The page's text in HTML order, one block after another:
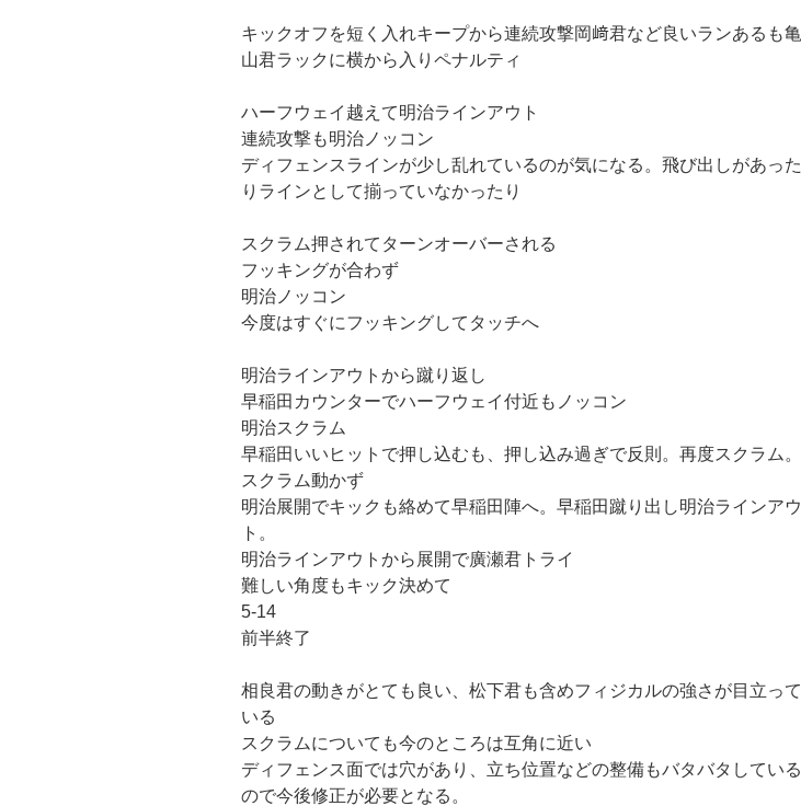
キックオフを短く入れキープから連続攻撃岡﨑君など良いランあるも亀
山君ラックに横から入りペナルティ
ハーフウェイ越えて明治ラインアウト
連続攻撃も明治ノッコン
ディフェンスラインが少し乱れているのが気になる。飛び出しがあった
りラインとして揃っていなかったり
スクラム押されてターンオーバーされる
フッキングが合わず
明治ノッコン
今度はすぐにフッキングしてタッチへ
明治ラインアウトから蹴り返し
早稲田カウンターでハーフウェイ付近もノッコン
明治スクラム
早稲田いいヒットで押し込むも、押し込み過ぎで反則。再度スクラム。
スクラム動かず
明治展開でキックも絡めて早稲田陣へ。早稲田蹴り出し明治ラインアウ
ト。
明治ラインアウトから展開で廣瀬君トライ
難しい角度もキック決めて
5-14
前半終了
相良君の動きがとても良い、松下君も含めフィジカルの強さが目立って
いる
スクラムについても今のところは互角に近い
ディフェンス面では穴があり、立ち位置などの整備もバタバタしている
ので今後修正が必要となる。